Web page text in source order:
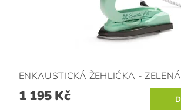
ENKAUSTICKÁ ŽEHLIČKA - ZELENÁ
1 195 Kč